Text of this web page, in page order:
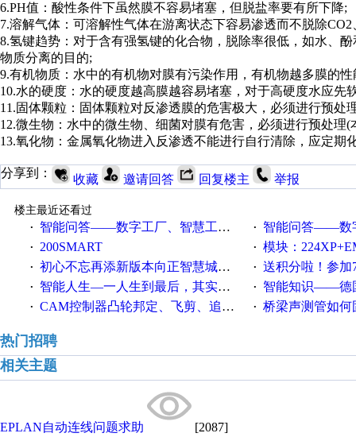
6.PH值：酸性条件下虽然膜不容易堵塞，但脱盐率要有所下降;
7.溶解气体：可溶解性气体在游离状态下容易渗透而不脱除CO2
8.氢键趋势：对于含有强氢键的化合物，脱除率很低，如水、
物质分离的目的;
9.有机物质：水中的有机物对膜有污染作用，有机物越多膜的
10.水的硬度：水的硬度越高膜越容易堵塞，对于高硬度水应先
11.固体颗粒：固体颗粒对反渗透膜的危害极大，必须进行预处
12.微生物：水中的微生物、细菌对膜有危害，必须进行预处
13.氧化物：金属氧化物进入反渗透不能进行自行清除，应定期
分享到： 收藏 邀请回答 回复楼主 举报
楼主最近还看过
·
智能问答——数字工厂、智慧工厂和智能制造三者的区别是什么？ · 智能问答——数字化工厂与
· 200SMART · 模块：
· 初心不忘再添新版本向正智慧城市云展厅3.0版亮相 · 送积分啦！参加7月6日
· 智能人生—一人生到最后，其实拼的都是人品 · 智能知识——德国工业崛起
· CAM控制器凸轮邦定、飞剪、追剪等C功能块 · 桥梁声测管如何固
热门招聘
相关主题
EPLAN自动连线问题求助 [2087]